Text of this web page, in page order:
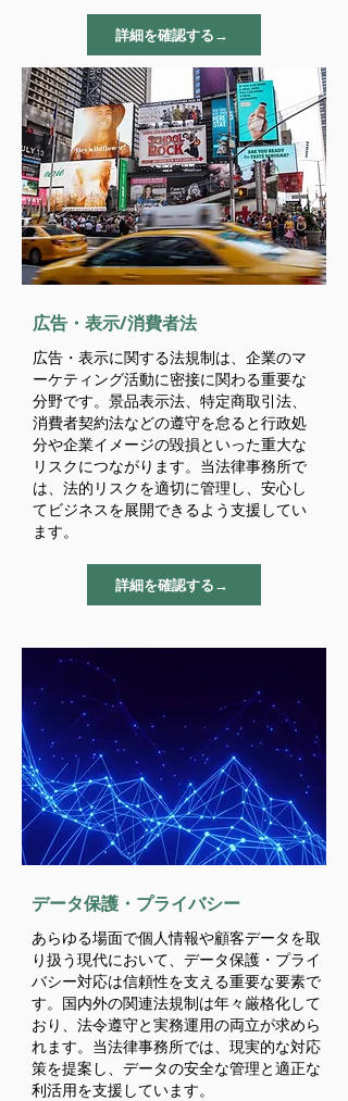
詳細を確認する→
​広告・表示/消費者法
広告・表示に関する法規制は、企業のマ
ーケティング活動に密接に関わる重要な
分野です。景品表示法、特定商取引法、
消費者契約法などの遵守を怠ると行政処
分や企業イメージの毀損といった重大な
リスクにつながります。当法律事務所で
は、法的リスクを適切に管理し、安心し
てビジネスを展開できるよう支援してい
ます。
詳細を確認する→
​データ保護・プライバシー
あらゆる場面で個人情報や顧客データを取
り扱う現代において、データ保護・プライ
バシー対応は信頼性を支える重要な要素で
す。国内外の関連法規制は年々厳格化して
おり、法令遵守と実務運用の両立が求めら
れます。当法律事務所では、現実的な対応
策を提案し、データの安全な管理と適正な
利活用を支援しています。